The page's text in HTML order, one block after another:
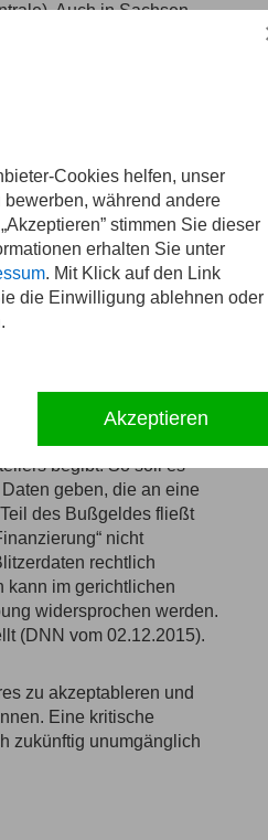
Cookies helfen, unser
während andere
stimmen Sie dieser
erhalten Sie unter
. Mit Klick auf den Link
die Einwilligung ablehnen oder
Akzeptieren
Auch in Sachsen
erfuhr oft erst
worden war
Hier waren es
in unserer
seien,
Hersteller, soweit ich das
man deshalb bei
zugelassene
zuständigen
werden
ES 3.0 zu hören.
einzelner
Mitarbeiter oder
begibt. So soll es
geben, die an eine
des Bußgeldes fließt
nicht
rechtlich
kann im gerichtlichen
widersprochen werden.
(DNN vom 02.12.2015).
zu akzeptableren und
Eine kritische
zukünftig unumgänglich